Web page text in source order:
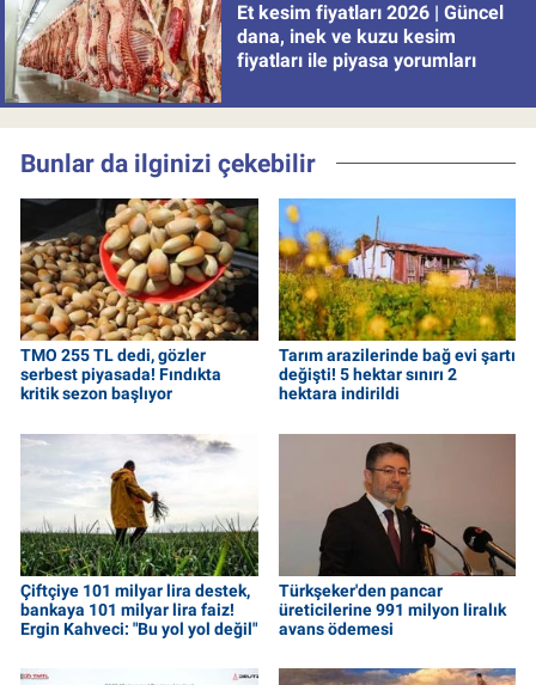
Et kesim fiyatları 2026 | Güncel
dana, inek ve kuzu kesim
fiyatları ile piyasa yorumları
Bunlar da ilginizi çekebilir
TMO 255 TL dedi, gözler
serbest piyasada! Fındıkta
kritik sezon başlıyor
Tarım arazilerinde bağ evi şartı
değişti! 5 hektar sınırı 2
hektara indirildi
Çiftçiye 101 milyar lira destek,
bankaya 101 milyar lira faiz!
Ergin Kahveci: "Bu yol yol değil"
Türkşeker'den pancar
üreticilerine 991 milyon liralık
avans ödemesi